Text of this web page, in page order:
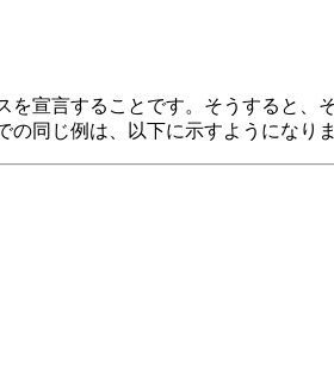
宣言することです。そうすると、
同じ例は、以下に示すようになりま